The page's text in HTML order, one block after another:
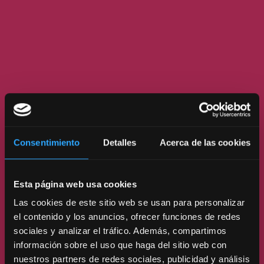
Consentimiento Detalles Acerca de las cookies
Esta página web usa cookies
Las cookies de este sitio web se usan para personalizar
el contenido y los anuncios, ofrecer funciones de redes
sociales y analizar el tráfico. Además, compartimos
información sobre el uso que haga del sitio web con
nuestros partners de redes sociales, publicidad y análisis